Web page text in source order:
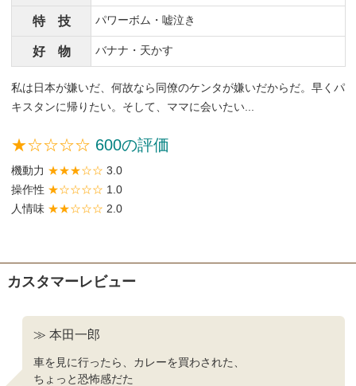
特 技 パワーボム・嘘泣き
好 物 バナナ・天かす
私は日本が嫌いだ、何故なら同僚のケンタが嫌いだからだ。早くパ
キスタンに帰りたい。そして、ママに会いたい...
★☆☆☆☆ 600の評価
機動力 ★★★☆☆ 3.0
操作性 ★☆☆☆☆ 1.0
人情味 ★★☆☆☆ 2.0
カスタマーレビュー
≫ 本田一郎
車を見に行ったら、カレーを買わされた、
ちょっと恐怖感だた